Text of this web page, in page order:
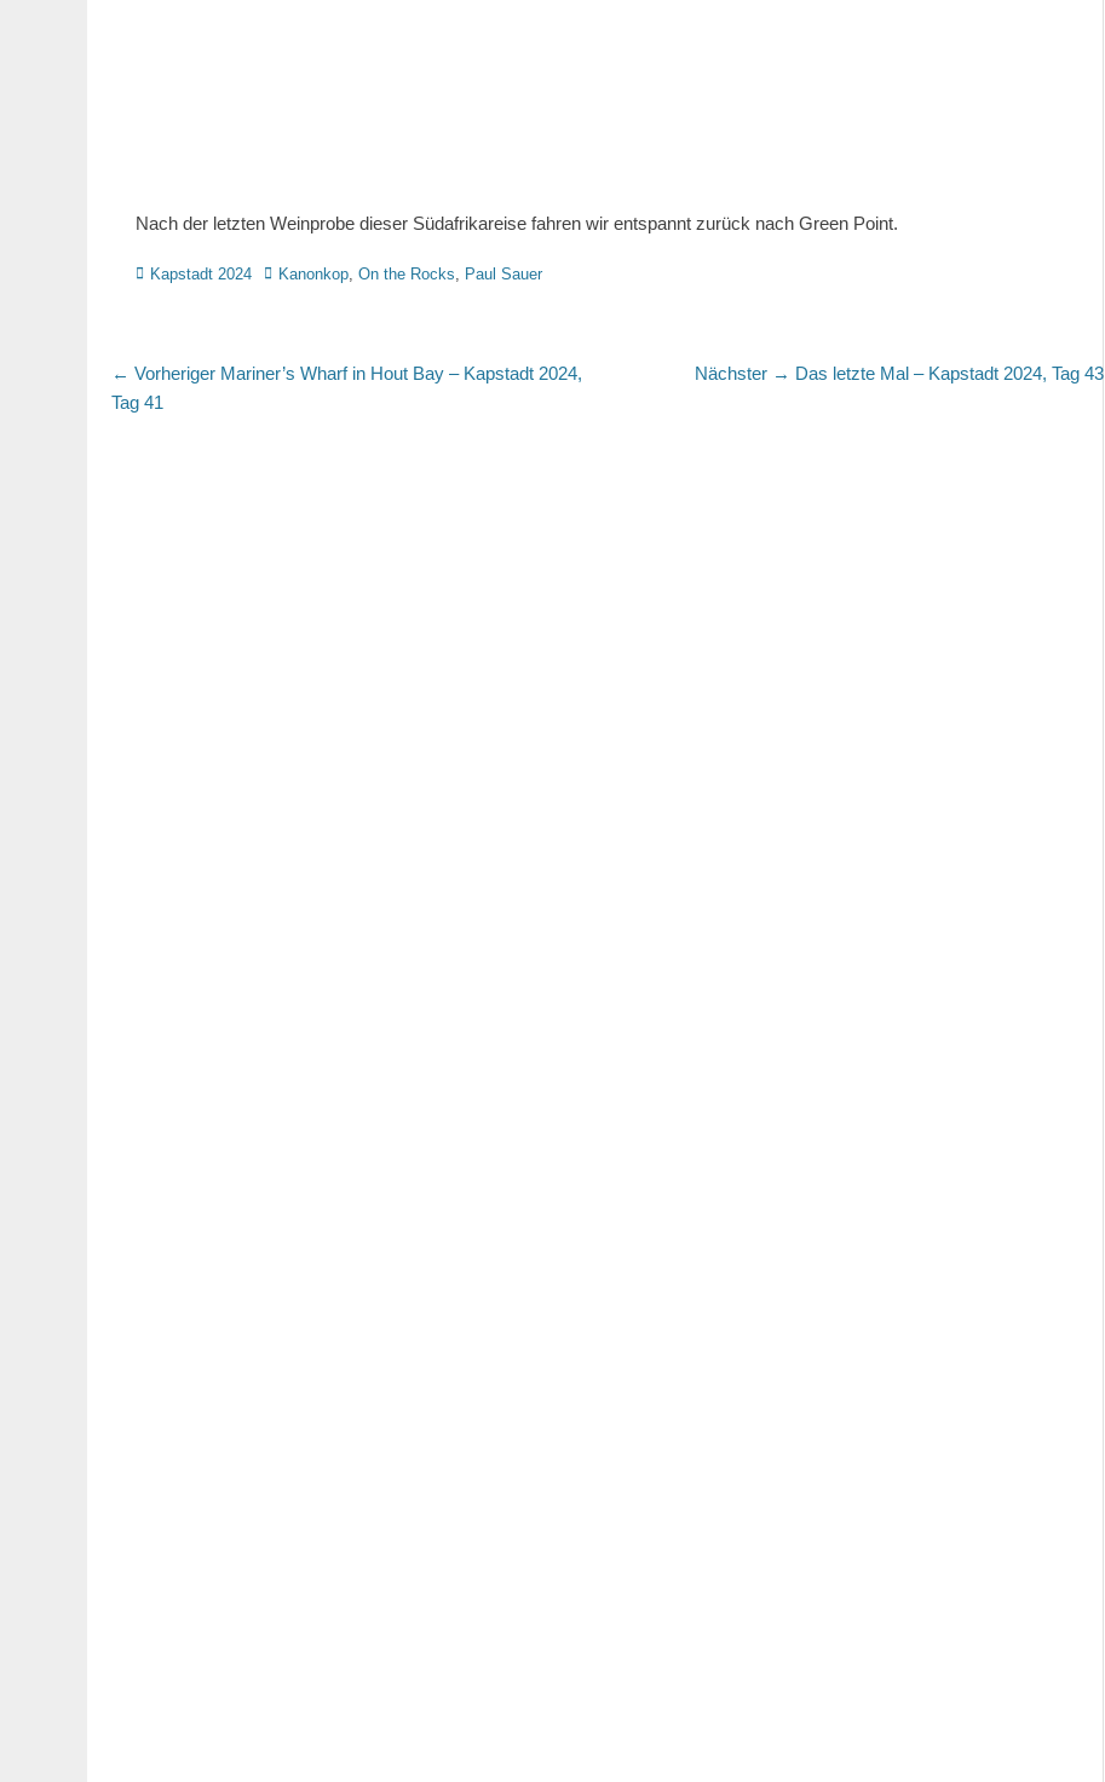
Nach der letzten Weinprobe dieser Südafrikareise fahren wir entspannt zurück nach Green Point.
Kategorien
Kapstadt 2024 Schlagworte
Kanonkop, On the Rocks, Paul Sauer
Beitragsnavigation
← Vorheriger Vorheriger
Mariner’s Wharf in Hout Bay – Kapstadt 2024,
Tag 41
Nächster → Nächster
Das letzte Mal – Kapstadt 2024, Tag 43